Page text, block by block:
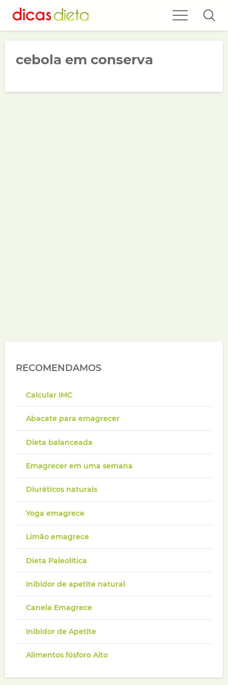
cebola em conserva
RECOMENDAMOS
Calcular IMC
Abacate para emagrecer
Dieta balanceada
Emagrecer em uma semana
Diuréticos naturais
Yoga emagrece
Limão emagrece
Dieta Paleolítica
Inibidor de apetite natural
Canela Emagrece
Inibidor de Apetite
Alimentos fósforo Alto